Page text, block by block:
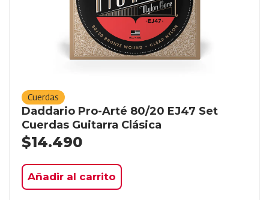
Cuerdas
Daddario Pro-Arté 80/20 EJ47 Set
Cuerdas Guitarra Clásica
$14.490
Añadir al carrito